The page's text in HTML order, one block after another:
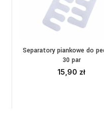
DODAJ DO
Separatory piankowe do
30 par
15,90 zł